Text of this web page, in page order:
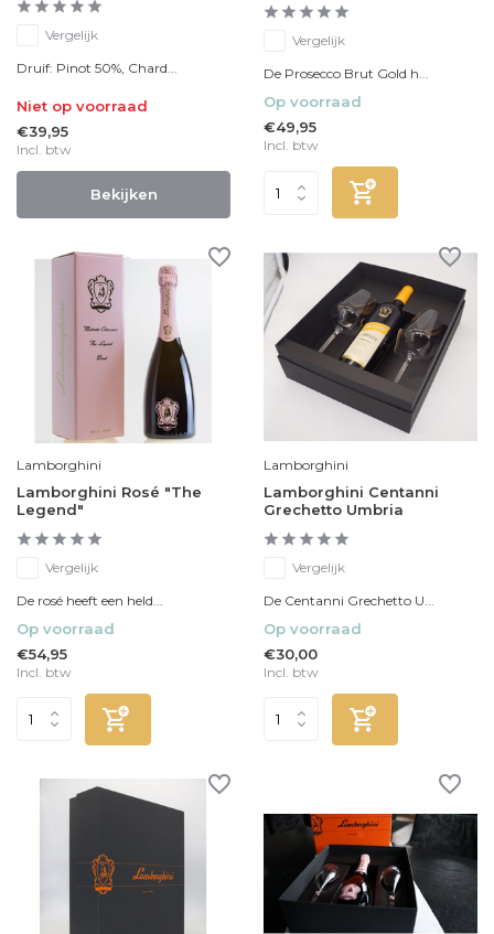
Vergelijk
Druif: Pinot 50%, Chard...
Niet op voorraad
€39,95
Incl. btw
Bekijken
Vergelijk
De Prosecco Brut Gold h...
Op voorraad
€49,95
Incl. btw
Lamborghini
Lamborghini Rosé "The
Legend"
Vergelijk
De rosé heeft een held...
Op voorraad
€54,95
Incl. btw
Lamborghini
Lamborghini Centanni
Grechetto Umbria
Vergelijk
De Centanni Grechetto U...
Op voorraad
€30,00
Incl. btw